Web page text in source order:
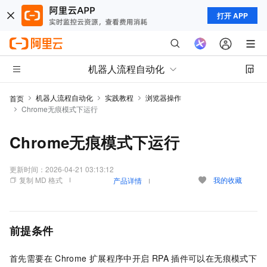
打开 APP
机器人流程自动化
首页 机器人流程自动化 实践教程
浏览器操作
Chrome无痕模式下运行
Chrome无痕模式下运行
更新时间： 2026-04-21 03:13:12
复制 MD 格式
产品详情 我的收藏
前提条件
首先需要在 Chrome 扩展程序中开启 RPA 插件可以在无痕模式下